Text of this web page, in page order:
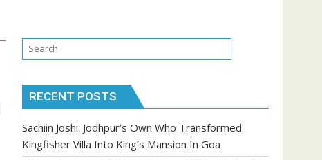
RECENT POSTS
Sachiin Joshi: Jodhpur’s Own Who Transformed
Kingfisher Villa Into King’s Mansion In Goa